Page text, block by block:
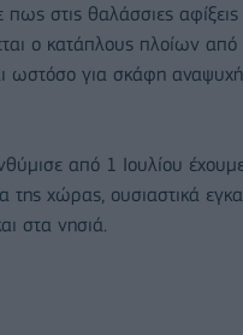
πως στις θαλάσσιες
ο κατάπλους πλοίων από
ωστόσο για σκάφη
από 1 Ιουλίου
της χώρας, ουσιαστικά
στα νησιά.